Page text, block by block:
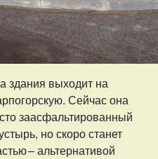
здания выходит на
Сейчас она
заасфальтированный
но скоро станет
– ​альтернативой